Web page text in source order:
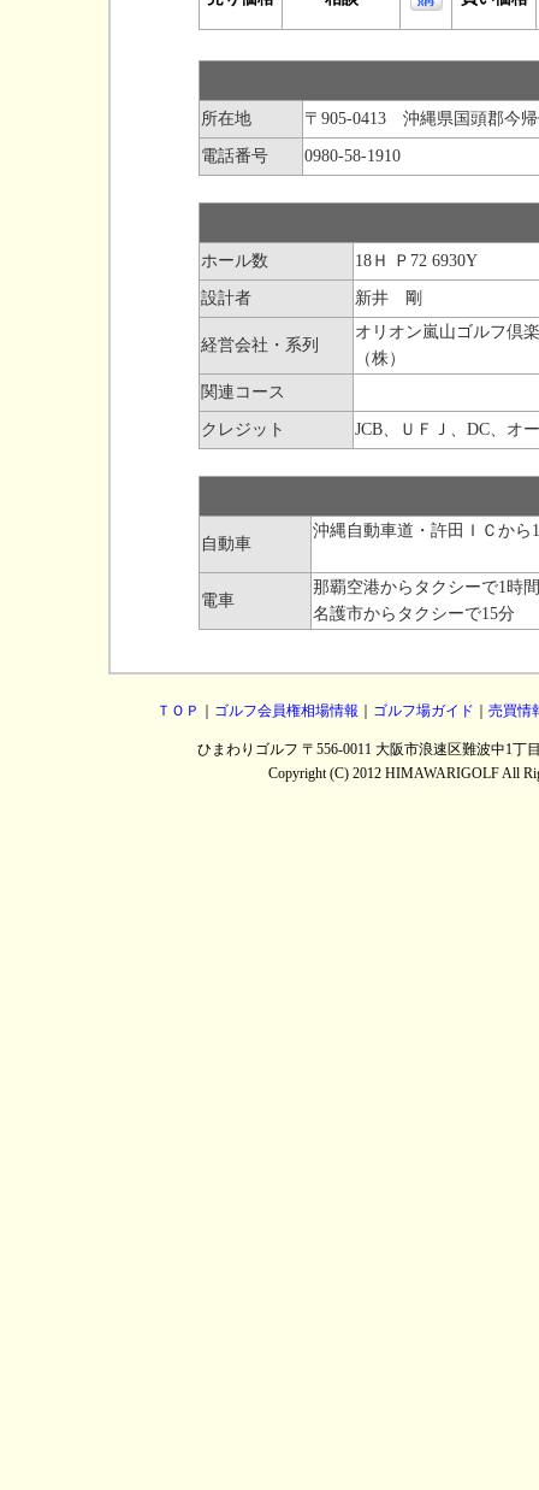
所在地 〒905-0413 沖縄県国頭郡今
電話番号 0980-58-1910
ホール数 18Ｈ Ｐ72 6930Y
設計者 新井 剛
経営会社・系列
オリオン嵐山ゴルフ倶
（株）
関連コース
クレジット JCB、ＵＦＪ、DC、オ
自動車
沖縄自動車道・許田ＩＣから
電車
那覇空港からタクシーで1時
名護市からタクシーで15分
ＴＯＰ ゴルフ会員権相場情報 ゴルフ場ガイド 売買情
ひまわりゴルフ 〒556-0011 大阪市浪速区難波中1丁
Copyright (C) 2012 HIMAWARIGOLF All